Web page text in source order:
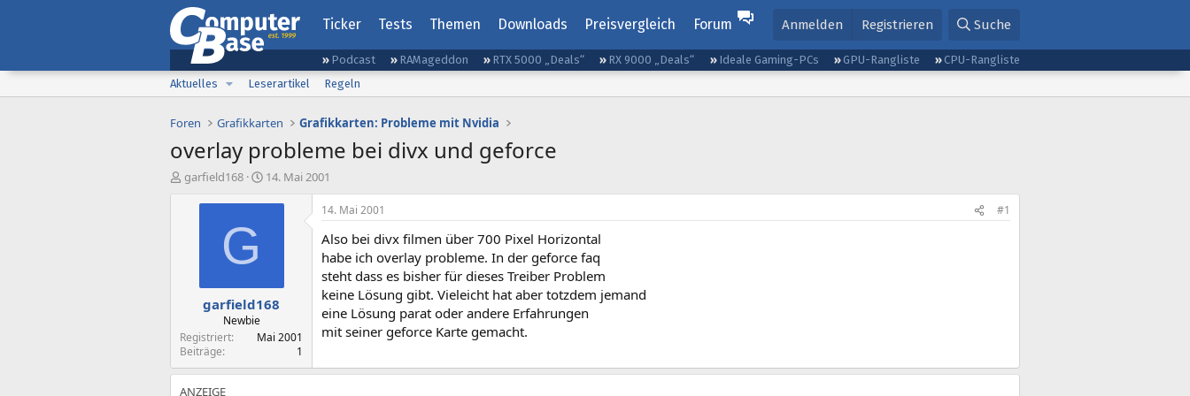
Ticker Tests Themen Downloads Preisvergleich Forum Anmelden Registrieren Suche
Podcast RAMageddon RTX 5000 „Deals“ RX 9000 „Deals“ Ideale Gaming-PCs GPU-Rangliste
CPU-Rangliste
Aktuelles
Leserartikel Regeln
Foren Grafikkarten Grafikkarten: Probleme mit Nvidia
overlay probleme bei divx und geforce
E
garfield168
E
s
t
a
14. Mai 2001
G
garfield168
Newbie
Registriert
Mai 2001
Beiträge
1
14. Mai 2001 #1
Also bei divx filmen über 700 Pixel Horizontal
habe ich overlay probleme. In der geforce faq
steht dass es bisher für dieses Treiber Problem
keine Lösung gibt. Vieleicht hat aber totzdem jemand
eine Lösung parat oder andere Erfahrungen
mit seiner geforce Karte gemacht.